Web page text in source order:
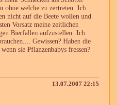
ohne welche zu zertreten. Ich
nicht auf die Beete wollen und
Vorsatz meine zeitlichen
Bierfallen aufzustellen. Ich
Gewissen? Haben die
sie Pflanzenbabys fressen?
13.07.2007 22:15